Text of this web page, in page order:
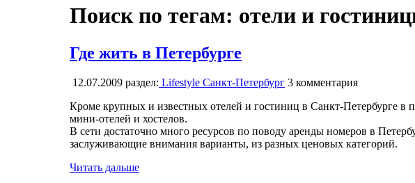
Поиск по тегам: отели и
Где жить в Петербурге
12.07.2009 раздел: Lifestyle Санкт-Петербург 3 комментария
Кроме крупных и известных отелей и гостиниц в Санкт-Петербурге в
мини-отелей и хостелов.
В сети достаточно много ресурсов по поводу аренды номеров в
заслуживающие внимания варианты, из разных ценовых категорий.
Читать дальше